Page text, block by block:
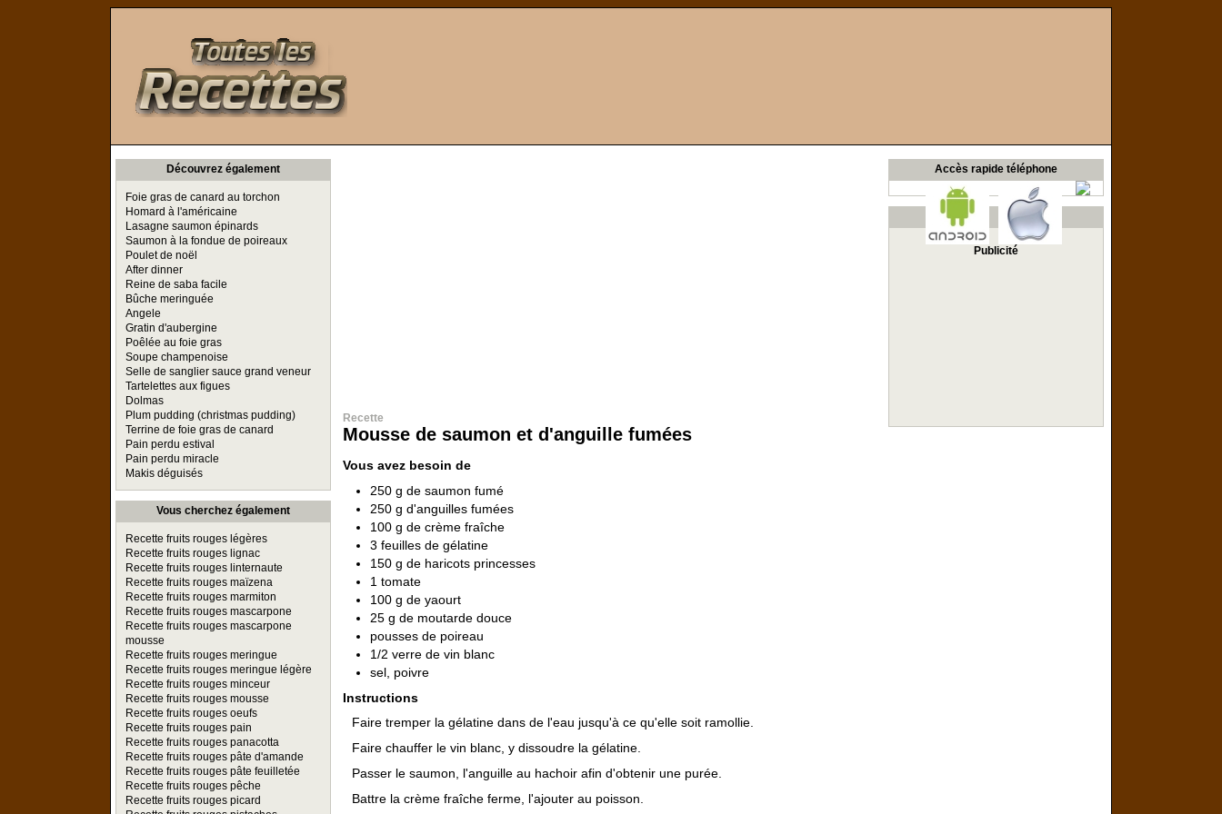
Découvrez également
Foie gras de canard au torchon
Homard à l'américaine
Lasagne saumon épinards
Saumon à la fondue de poireaux
Poulet de noël
After dinner
Reine de saba facile
Bûche meringuée
Angele
Gratin d'aubergine
Poêlée au foie gras
Soupe champenoise
Selle de sanglier sauce grand veneur
Tartelettes aux figues
Dolmas
Plum pudding (christmas pudding)
Terrine de foie gras de canard
Pain perdu estival
Pain perdu miracle
Makis déguisés
Vous cherchez également
Recette fruits rouges légères
Recette fruits rouges lignac
Recette fruits rouges linternaute
Recette fruits rouges maïzena
Recette fruits rouges marmiton
Recette fruits rouges mascarpone
Recette fruits rouges mascarpone
mousse
Recette fruits rouges meringue
Recette fruits rouges meringue légère
Recette fruits rouges minceur
Recette fruits rouges mousse
Recette fruits rouges oeufs
Recette fruits rouges pain
Recette fruits rouges panacotta
Recette fruits rouges pâte d'amande
Recette fruits rouges pâte feuilletée
Recette fruits rouges pêche
Recette fruits rouges picard
Recette
Mousse de saumon et d'anguille fumées
Vous avez besoin de
250 g de saumon fumé
250 g d'anguilles fumées
100 g de crème fraîche
3 feuilles de gélatine
150 g de haricots princesses
1 tomate
100 g de yaourt
25 g de moutarde douce
pousses de poireau
1/2 verre de vin blanc
sel, poivre
Instructions
Faire tremper la gélatine dans de l'eau jusqu'à ce qu'elle soit ramollie.
Faire chauffer le vin blanc, y dissoudre la gélatine.
Passer le saumon, l'anguille au hachoir afin d'obtenir une purée.
Battre la crème fraîche ferme, l'ajouter au poisson.
Accès rapide téléphone
Publicité